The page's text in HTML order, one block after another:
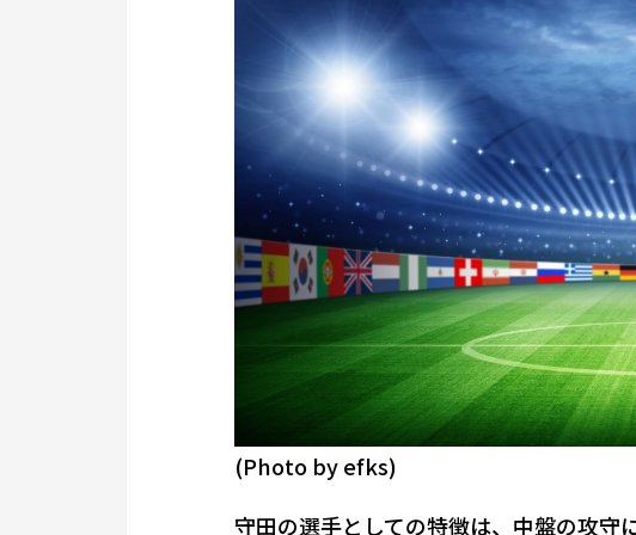
(Photo by efks)
守田の選手としての特徴は、中盤の攻